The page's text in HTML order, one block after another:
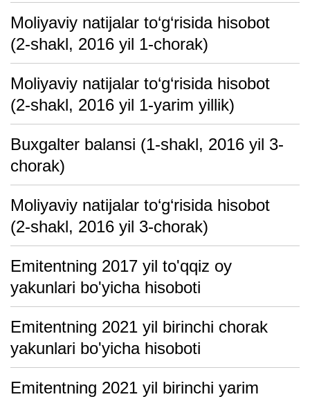
Moliyaviy natijalar to‘g‘risida hisobot
(2-shakl, 2016 yil 1-chorak)
Moliyaviy natijalar to‘g‘risida hisobot
(2-shakl, 2016 yil 1-yarim yillik)
Buxgalter balansi (1-shakl, 2016 yil 3-
chorak)
Moliyaviy natijalar to‘g‘risida hisobot
(2-shakl, 2016 yil 3-chorak)
Emitentning 2017 yil to'qqiz oy
yakunlari bo'yicha hisoboti
Emitentning 2021 yil birinchi chorak
yakunlari bo'yicha hisoboti
Emitentning 2021 yil birinchi yarim